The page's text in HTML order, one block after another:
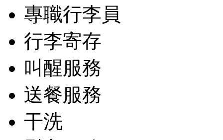
專職行李員
行李寄存
叫醒服務
送餐服務
干洗